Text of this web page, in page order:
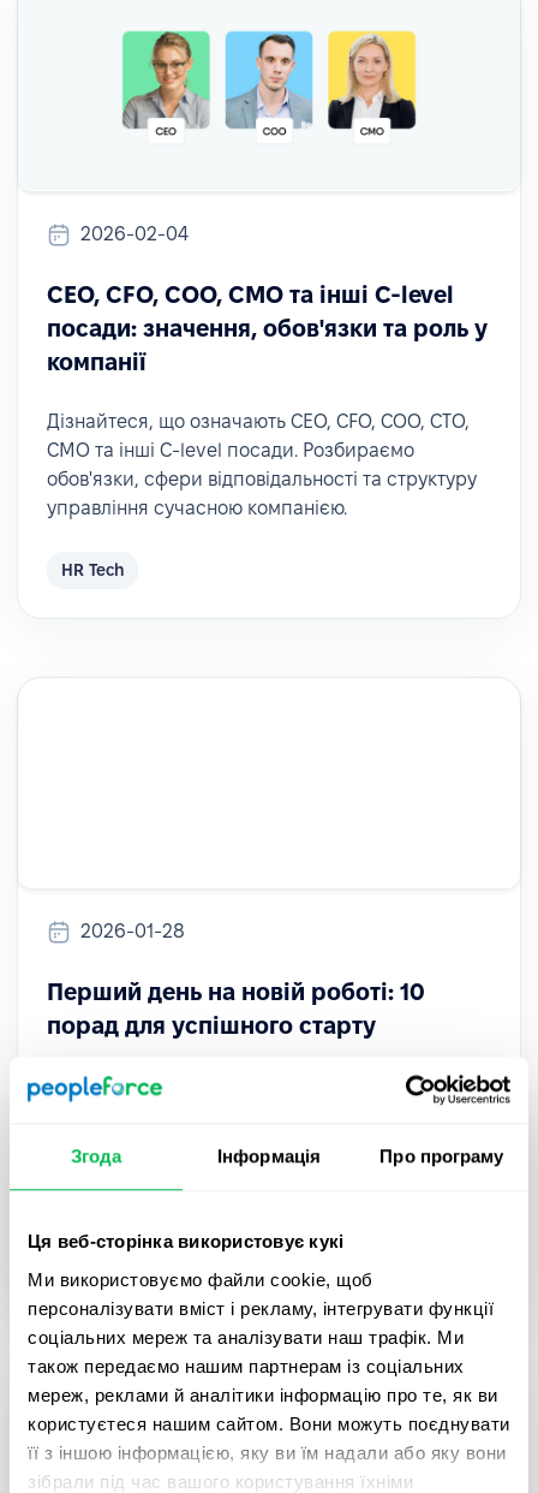
Згода Інформація Про програму
Ця веб-сторінка використовує кукі
Ми використовуємо файли cookie, щоб
персоналізувати вміст і рекламу, інтегрувати функції
соціальних мереж та аналізувати наш трафік. Ми
також передаємо нашим партнерам із соціальних
мереж, реклами й аналітики інформацію про те, як ви
користуєтеся нашим сайтом. Вони можуть поєднувати
її з іншою інформацією, яку ви їм надали або яку вони
зібрали під час вашого користування їхніми
2026-02-04
CEO, CFO, COO, CMO та інші C-level
посади: значення, обов'язки та роль у
компанії
Дізнайтеся, що означають CEO, CFO, COO, CTO,
CMO та інші C-level посади. Розбираємо
обов'язки, сфери відповідальності та структуру
управління сучасною компанією.
HR Tech
2026-01-28
Перший день на новій роботі: 10
порад для успішного старту
Перший день на новій роботі може бути
справити гарне перше враження та успішно